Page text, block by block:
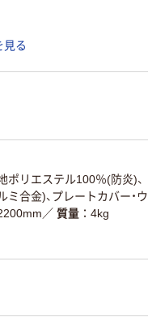
見る
ポリエステル100％(防炎)、
合金)、プレートカバー・ウ
／ 質量 4kg